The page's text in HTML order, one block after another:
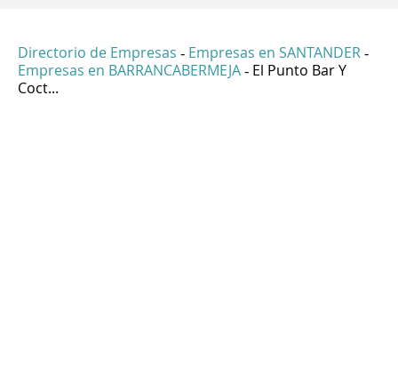
Directorio de Empresas - Empresas en SANTANDER -
Empresas en BARRANCABERMEJA - El Punto Bar Y
Coct...